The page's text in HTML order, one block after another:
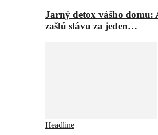
Jarný detox vášho
zašlú slávu za jeden…
Headline